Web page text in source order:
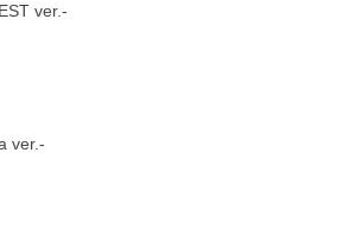
ver.-
ver.-